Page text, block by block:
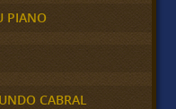
PIANO
CABRAL